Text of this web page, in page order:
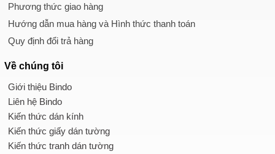
Phương thức giao hàng
Hướng dẫn mua hàng và Hình thức thanh toán
Quy định đổi trả hàng
Về chúng tôi
Giới thiệu Bindo
Liên hệ Bindo
Kiến thức dán kính
Kiến thức giấy dán tường
Kiến thức tranh dán tường